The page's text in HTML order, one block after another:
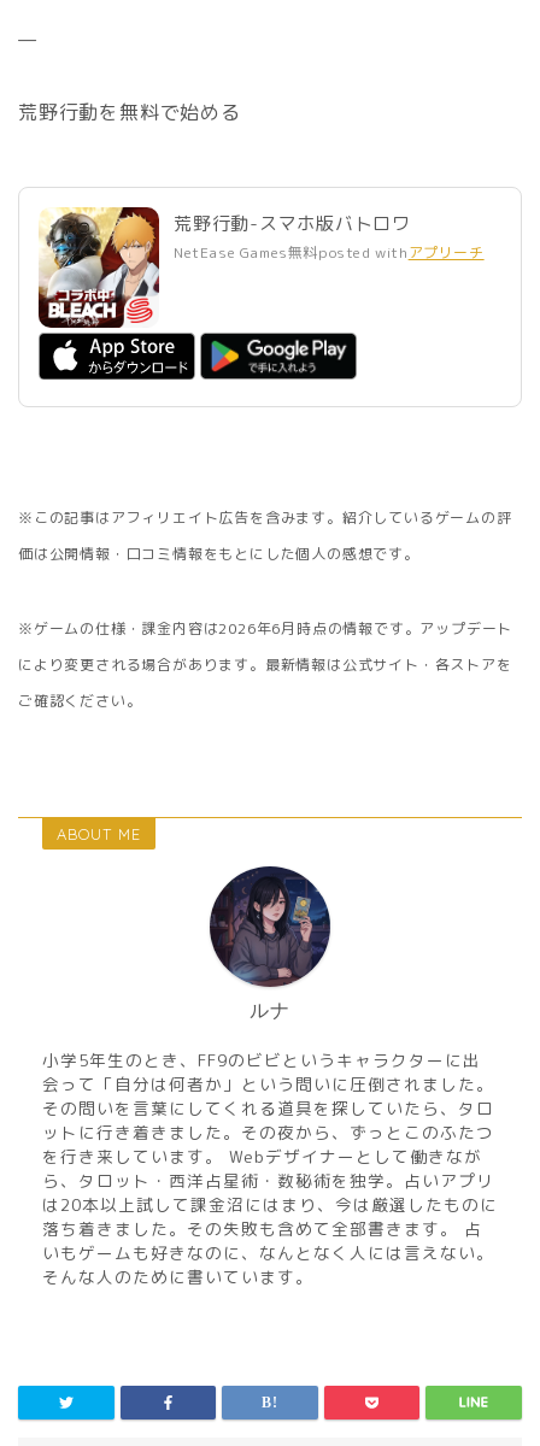
—
荒野行動を無料で始める
荒野行動-スマホ版バトロワ
NetEase Games無料posted withアプリーチ
※この記事はアフィリエイト広告を含みます。紹介しているゲームの評
価は公開情報・口コミ情報をもとにした個人の感想です。
※ゲームの仕様・課金内容は2026年6月時点の情報です。アップデート
により変更される場合があります。最新情報は公式サイト・各ストアを
ご確認ください。
ABOUT ME
ルナ
小学5年生のとき、FF9のビビというキャラクターに出
会って「自分は何者か」という問いに圧倒されました。
その問いを言葉にしてくれる道具を探していたら、タロ
ットに行き着きました。その夜から、ずっとこのふたつ
を行き来しています。 Webデザイナーとして働きなが
ら、タロット・西洋占星術・数秘術を独学。占いアプリ
は20本以上試して課金沼にはまり、今は厳選したものに
落ち着きました。その失敗も含めて全部書きます。 占
いもゲームも好きなのに、なんとなく人には言えない。
そんな人のために書いています。